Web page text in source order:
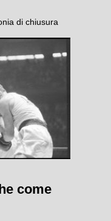
di chiusura
come